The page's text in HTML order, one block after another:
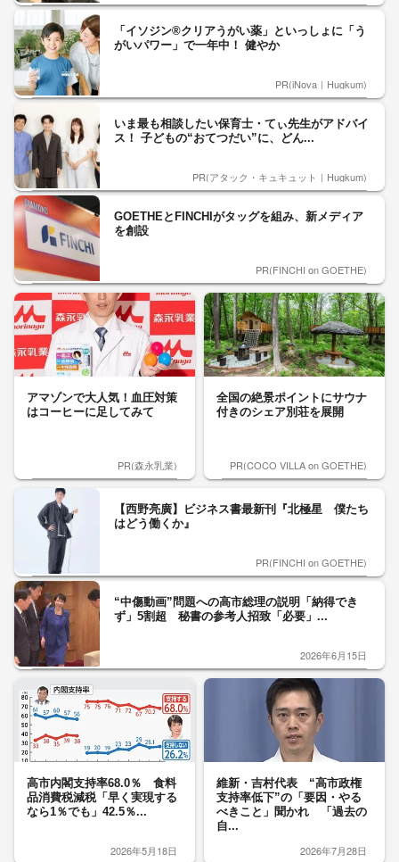
「イソジン®クリアうがい薬」といっしょに「う
がいパワー」で一年中！ 健やか
PR(iNova｜Hugkum)
いま最も相談したい保育士・てぃ先生がアドバイ
ス！ 子どもの“おてつだい”に、どん...
PR(アタック・キュキュット｜Hugkum)
GOETHEとFINCHIがタッグを組み、新メディア
を創設
PR(FINCHI on GOETHE)
アマゾンで大人気！血圧対策
はコーヒーに足してみて
PR(森永乳業)
全国の絶景ポイントにサウナ
付きのシェア別荘を展開
PR(COCO VILLA on GOETHE)
【西野亮廣】ビジネス書最新刊『北極星 僕たち
はどう働くか』
PR(FINCHI on GOETHE)
“中傷動画”問題への高市総理の説明「納得でき
ず」5割超 秘書の参考人招致「必要」...
2026年6月15日
高市内閣支持率68.0％ 食料
品消費税減税「早く実現する
なら1％でも」42.5％...
2026年5月18日
維新・吉村代表 “高市政権
支持率低下”の「要因・やる
べきこと」聞かれ 「過去の
自...
2026年7月28日